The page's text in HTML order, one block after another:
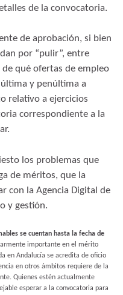
de la convocatoria.
de aprobación, si bien
por “pulir”, entre
qué ofertas de empleo
y penúltima a
relativo a ejercicios
correspondiente a la
los problemas que
de méritos, que la
con la Agencia Digital de
y gestión.
se cuentan hasta la fecha de
importante en el mérito
en Andalucía se acredita de oficio
en otros ámbitos requiere de la
Quienes estén actualmente
esperar a la convocatoria para